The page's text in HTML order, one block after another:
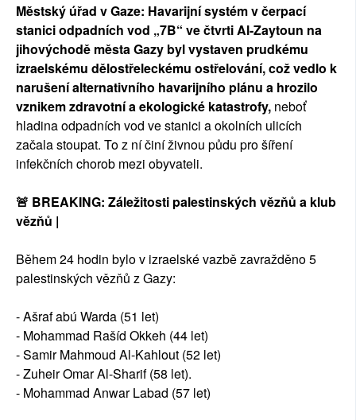
Městský úřad v Gaze: Havarijní systém v čerpací
stanici odpadních vod „7B“ ve čtvrti Al-Zaytoun na
jihovýchodě města Gazy byl vystaven prudkému
izraelskému dělostřeleckému ostřelování, což vedlo k
narušení alternativního havarijního plánu a hrozilo
vznikem zdravotní a ekologické katastrofy, neboť
hladina odpadních vod ve stanici a okolních ulicích
začala stoupat. To z ní činí živnou půdu pro šíření
infekčních chorob mezi obyvateli.
🚨 BREAKING: Záležitosti palestinských vězňů a klub
vězňů |
Během 24 hodin bylo v izraelské vazbě zavražděno 5
palestinských vězňů z Gazy:
- Ašraf abú Warda (51 let)
- Mohammad Rašíd Okkeh (44 let)
- Samir Mahmoud Al-Kahlout (52 let)
- Zuheir Omar Al-Sharif (58 let).
- Mohammad Anwar Labad (57 let)